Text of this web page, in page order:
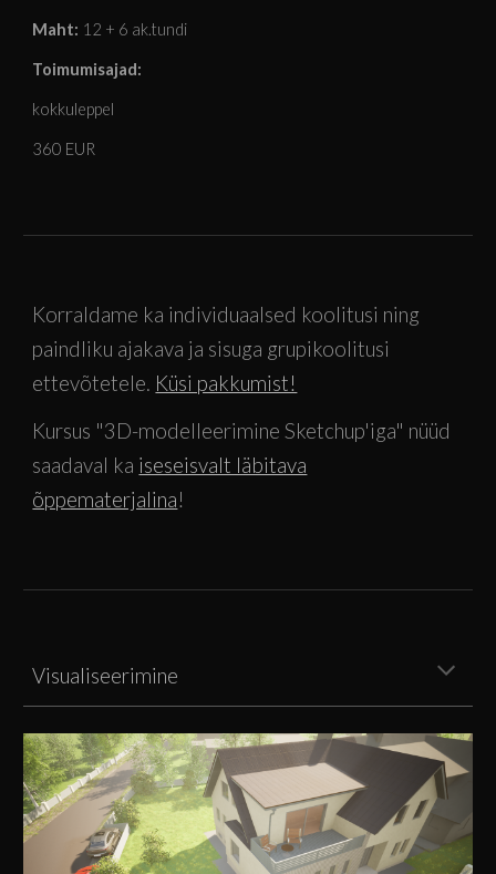
Maht: 12 + 6 ak.tundi
Toimumisajad:
kokkuleppel
360 EUR
Korraldame ka individuaalsed koolitusi ning
paindliku ajakava ja sisuga grupikoolitusi
ettevõtetele. Küsi pakkumist!
Kursus "3D-modelleerimine Sketchup'iga" nüüd
saadaval ka iseseisvalt läbitava
õppematerjalina!
Visualiseerimine